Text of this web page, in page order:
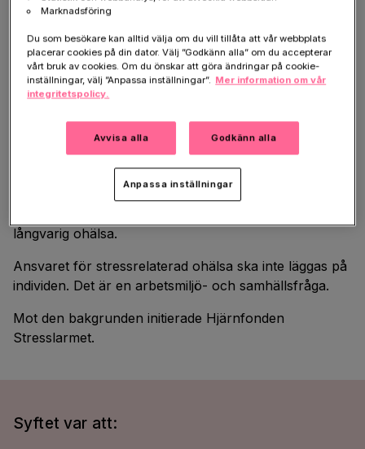
folkhälsa.
Kvinnor är särskilt drabbade. De står för en majoritet
av sjukskrivningarna kopplade till stressrelaterad
psykisk ohälsa, omkring 75 procent av fallen. Detta
tydliggör att problematiken inte enbart handlar om
individers situation, utan också om strukturer i
över landet. Arbetsvillkor, resurstilldelning och
långvarig ohälsa.
Ansvaret för stressrelaterad ohälsa ska inte läggas på
individen. Det är en arbetsmiljö- och samhällsfråga.
Mot den bakgrunden initierade Hjärnfonden
Stresslarmet.
Syftet var att:
Marknadsföring
Du som besökare kan alltid välja om du vill tillåta att vår webbplats
placerar cookies på din dator. Välj ”Godkänn alla” om du accepterar
vårt bruk av cookies. Om du önskar att göra ändringar på cookie-
inställningar, välj ”Anpassa inställningar”. Mer information om vår
integritetspolicy.
Avvisa alla Godkänn alla
Anpassa inställningar